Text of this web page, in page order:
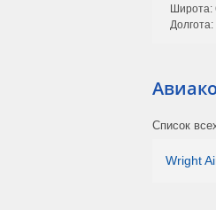
Широта:
Список
Wright